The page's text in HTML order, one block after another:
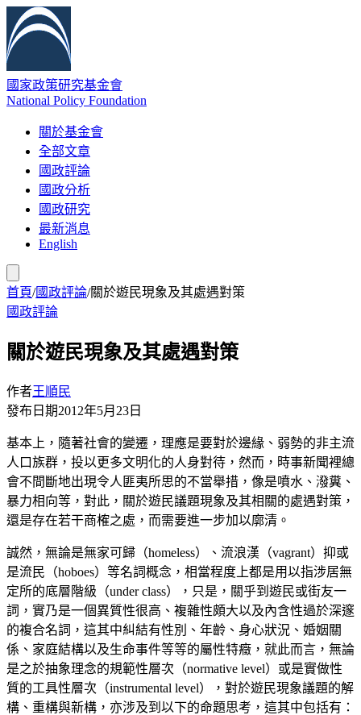
國家政策研究基金會
National Policy Foundation
關於基金會
全部文章
國政評論
國政分析
國政研究
最新消息
English
首頁/國政評論/關於遊民現象及其處遇對策
國政評論
關於遊民現象及其處遇對策
作者王順民
發布日期2012年5月23日
基本上，隨著社會的變遷，理應是要對於邊緣、弱勢的非主流
人口族群，投以更多文明化的人身對待，然而，時事新聞裡總
會不間斷地出現令人匪夷所思的不當舉措，像是噴水、潑糞、
暴力相向等，對此，關於遊民議題現象及其相關的處遇對策，
還是存在若干商榷之處，而需要進一步加以廓清。
誠然，無論是無家可歸（homeless）、流浪漢（vagrant）抑或
是流民（hoboes）等名詞概念，相當程度上都是用以指涉居無
定所的底層階級（under class），只是，關乎到遊民或街友一
詞，實乃是一個異質性很高、複雜性頗大以及內含性過於深邃
的複合名詞，這其中糾結有性別、年齡、身心狀況、婚姻關
係、家庭結構以及生命事件等等的屬性特癥，就此而言，無論
是之於抽象理念的規範性層次（normative level）或是實做性
質的工具性層次（instrumental level），對於遊民現象議題的解
構、重構與新構，亦涉及到以下的命題思考，這其中包括有：